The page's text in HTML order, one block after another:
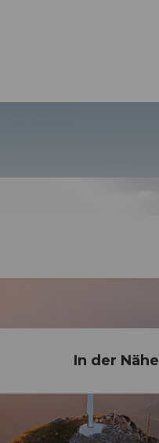
In der Nähe